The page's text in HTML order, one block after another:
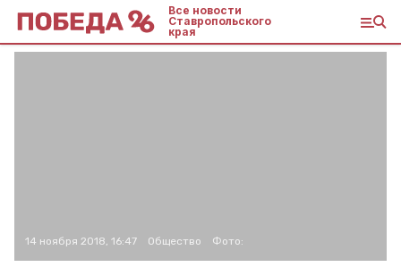
Все новости
Ставропольского
края
14 ноября 2018, 16:47 Общество Фото: